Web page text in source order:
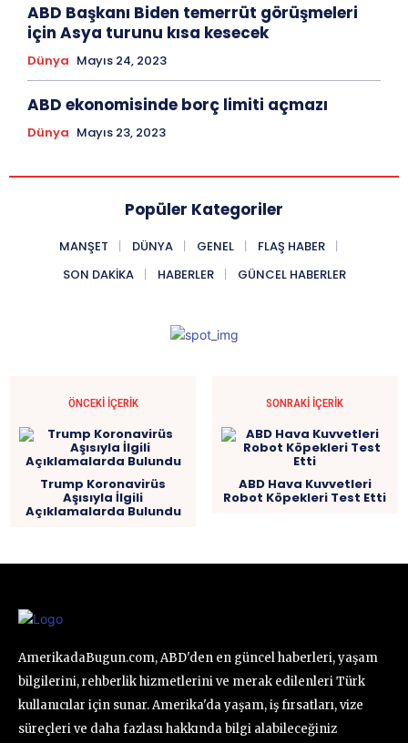
ABD Başkanı Biden temerrüt görüşmeleri
için Asya turunu kısa kesecek
Dünya Mayıs 24, 2023
ABD ekonomisinde borç limiti açmazı
Dünya Mayıs 23, 2023
Popüler Kategoriler
MANŞET DÜNYA GENEL
FLAŞ HABER
SON DAKIKA
HABERLER GÜNCEL HABERLER
ÖNCEKI İÇERIK
Trump Koronavirüs
Aşısıyla İlgili
Açıklamalarda Bulundu
SONRAKI İÇERIK
ABD Hava Kuvvetleri
Robot Köpekleri Test Etti
AmerikadaBugun.com, ABD'den en güncel haberleri, yaşam
bilgilerini, rehberlik hizmetlerini ve merak edilenleri Türk
kullanıcılar için sunar. Amerika'da yaşam, iş fırsatları, vize
süreçleri ve daha fazlası hakkında bilgi alabileceğiniz